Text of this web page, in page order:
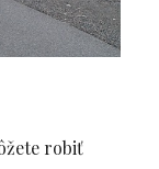
robiť